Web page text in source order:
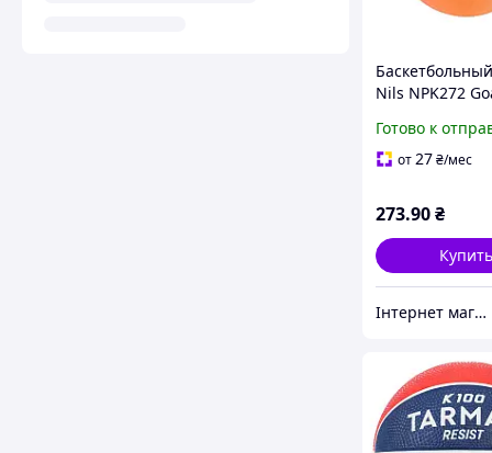
Nils NPK272
Готово к
от 27₴/мес
273.90₴
Інтернет магазин СпортТочка